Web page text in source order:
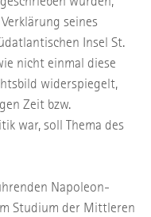
seines
Insel St.
nicht einmal diese
widerspiegelt,
Zeit bzw.
war, soll Thema des
Napoleon-
Studium der Mittleren